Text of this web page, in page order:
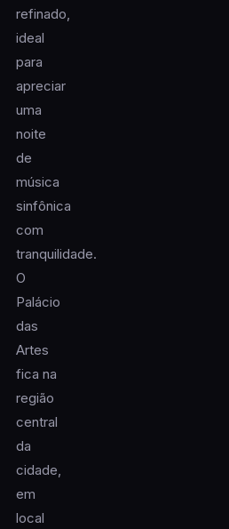
refinado,
ideal
para
apreciar
uma
noite
de
música
sinfônica
com
tranquilidade.
O
Palácio
das
Artes
fica na
região
central
da
cidade,
em
local